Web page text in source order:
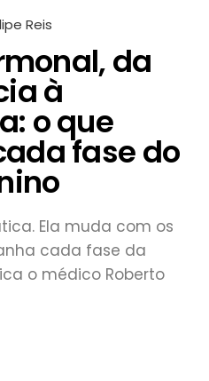
Reis
da
à
o que
fase do
Ela muda com os
cada fase da
o médico Roberto